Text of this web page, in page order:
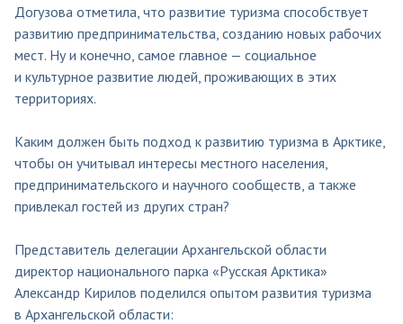
Догузова отметила, что развитие туризма способствует
развитию предпринимательства, созданию новых рабочих
мест. Ну и конечно, самое главное — социальное
и культурное развитие людей, проживающих в этих
территориях.
Каким должен быть подход к развитию туризма в Арктике,
чтобы он учитывал интересы местного населения,
предпринимательского и научного сообществ, а также
привлекал гостей из других стран?
Представитель делегации Архангельской области
директор национального парка «Русская Арктика»
Александр Кирилов поделился опытом развития туризма
в Архангельской области: